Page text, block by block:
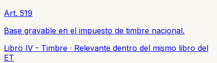
Art. 519
Base gravable en el impuesto de timbre nacional.
Libro IV - Timbre · Relevante dentro del mismo libro del
ET